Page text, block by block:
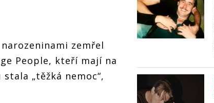
zemřel
People, kteří mají na
„těžká nemoc“,